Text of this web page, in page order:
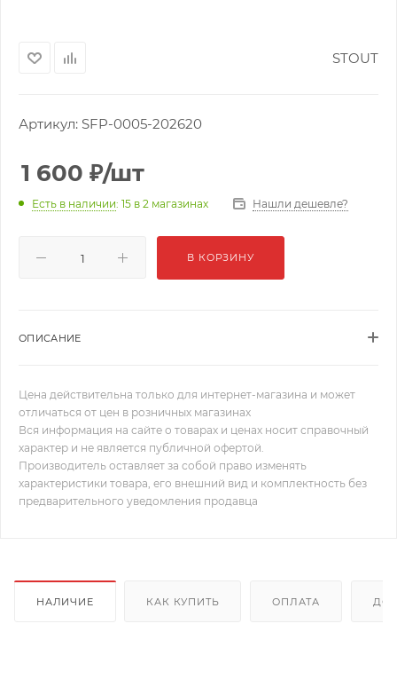
STOUT
Артикул: SFP-0005-202620
1 600 ₽/шт
Есть в наличии: 15 в 2 магазинах Нашли дешевле?
В КОРЗИНУ
ОПИСАНИЕ
Цена действительна только для интернет-магазина и может
отличаться от цен в розничных магазинах
Вся информация на сайте о товарах и ценах носит справочный
характер и не является публичной офертой.
Производитель оставляет за собой право изменять
характеристики товара, его внешний вид и комплектность без
предварительного уведомления продавца
НАЛИЧИЕ КАК КУПИТЬ ОПЛАТА